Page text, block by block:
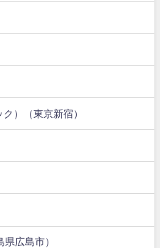
）（東京新宿）
広島市）